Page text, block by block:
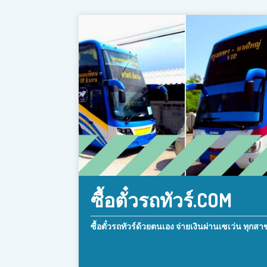
ซื้อตั๋วรถทัวร์.COM
ซื้อตั๋วรถทัวร์ด้วยตนเอง จ่ายเงินผ่านเซเว่น ทุกสา